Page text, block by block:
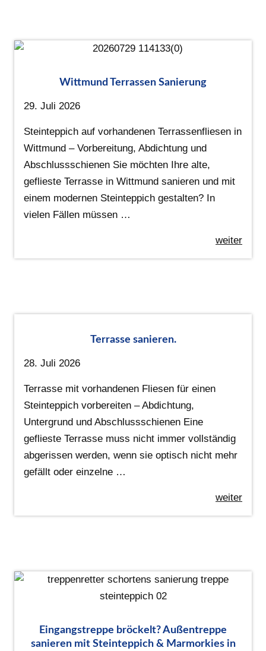
Wittmund Terrassen Sanierung
29. Juli 2026
Steinteppich auf vorhandenen Terrassenfliesen in
Wittmund – Vorbereitung, Abdichtung und
Abschlussschienen Sie möchten Ihre alte,
geflieste Terrasse in Wittmund sanieren und mit
einem modernen Steinteppich gestalten? In
vielen Fällen müssen …
weiter
Terrasse sanieren.
28. Juli 2026
Terrasse mit vorhandenen Fliesen für einen
Steinteppich vorbereiten – Abdichtung,
Untergrund und Abschlussschienen Eine
geflieste Terrasse muss nicht immer vollständig
abgerissen werden, wenn sie optisch nicht mehr
gefällt oder einzelne …
weiter
Eingangstreppe bröckelt? Außentreppe
sanieren mit Steinteppich & Marmorkies in